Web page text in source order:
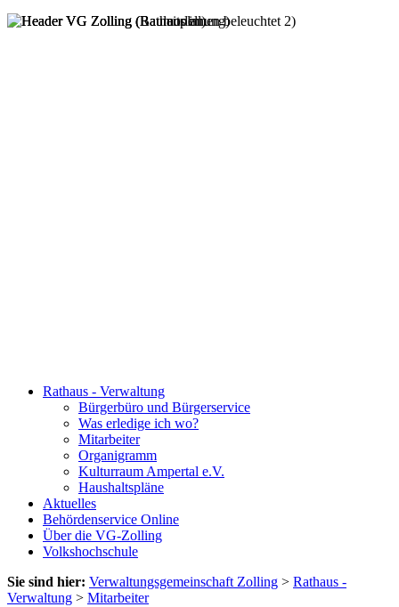
Rathaus - Verwaltung
Bürgerbüro und Bürgerservice
Was erledige ich wo?
Mitarbeiter
Organigramm
Kulturraum Ampertal e.V.
Haushaltspläne
Aktuelles
Behördenservice Online
Über die VG-Zolling
Volkshochschule
Sie sind hier: Verwaltungsgemeinschaft Zolling > Rathaus -
Verwaltung > Mitarbeiter